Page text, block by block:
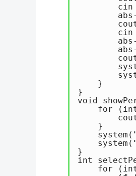
cin >>
abs-
cout << "
cin >>
abs-
abs-
cout <<
}
}
void
for (int i
cout <<
}
}
int
for (int i